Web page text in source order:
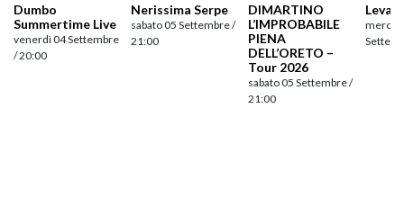
Dumbo
Summertime Live
venerdì 04 Settembre
/ 20:00
Nerissima Serpe
sabato 05 Settembre /
21:00
DIMARTINO
L’IMPROBABILE
PIENA
DELL’ORETO –
Tour 2026
sabato 05 Settembre /
21:00